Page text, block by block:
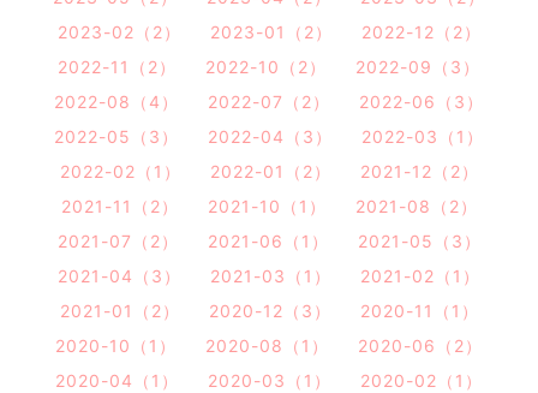
2023-02（2）
2023-01（2）
2022-12（2）
2022-11（2）
2022-10（2）
2022-09（3）
2022-08（4）
2022-07（2）
2022-06（3）
2022-05（3）
2022-04（3）
2022-03（1）
2022-02（1）
2022-01（2）
2021-12（2）
2021-11（2）
2021-10（1）
2021-08（2）
2021-07（2）
2021-06（1）
2021-05（3）
2021-04（3）
2021-03（1）
2021-02（1）
2021-01（2）
2020-12（3）
2020-11（1）
2020-10（1）
2020-08（1）
2020-06（2）
2020-04（1）
2020-03（1）
2020-02（1）